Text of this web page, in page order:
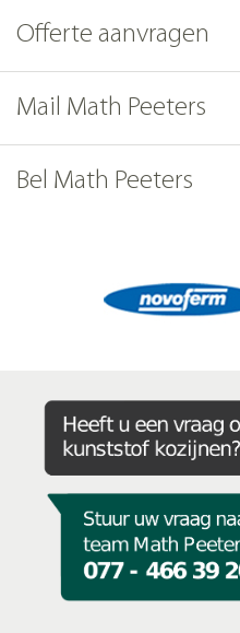
Offerte aanvragen
Mail Math Peeters
Bel Math Peeters